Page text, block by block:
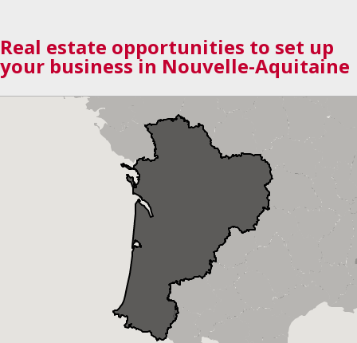
Real estate opportunities to set up
your business in Nouvelle-Aquitaine